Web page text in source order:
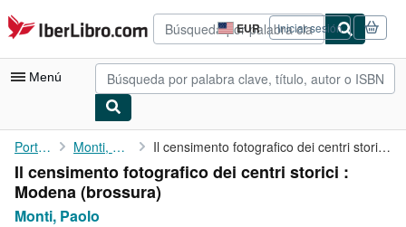
Pasar al contenido principal
IberLibro.com EUR
Preferencias
de
compra
del
Iniciar sesión
Menú
Mi cuenta
Consultar mis pedidos
Búsqueda avanzada
Portada Monti, Paolo Il censimento fotografico dei centri storici : Modena
Il censimento fotografico dei centri storici :
Modena (brossura)
Monti, Paolo